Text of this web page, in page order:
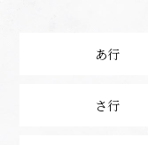
あ行
さ行